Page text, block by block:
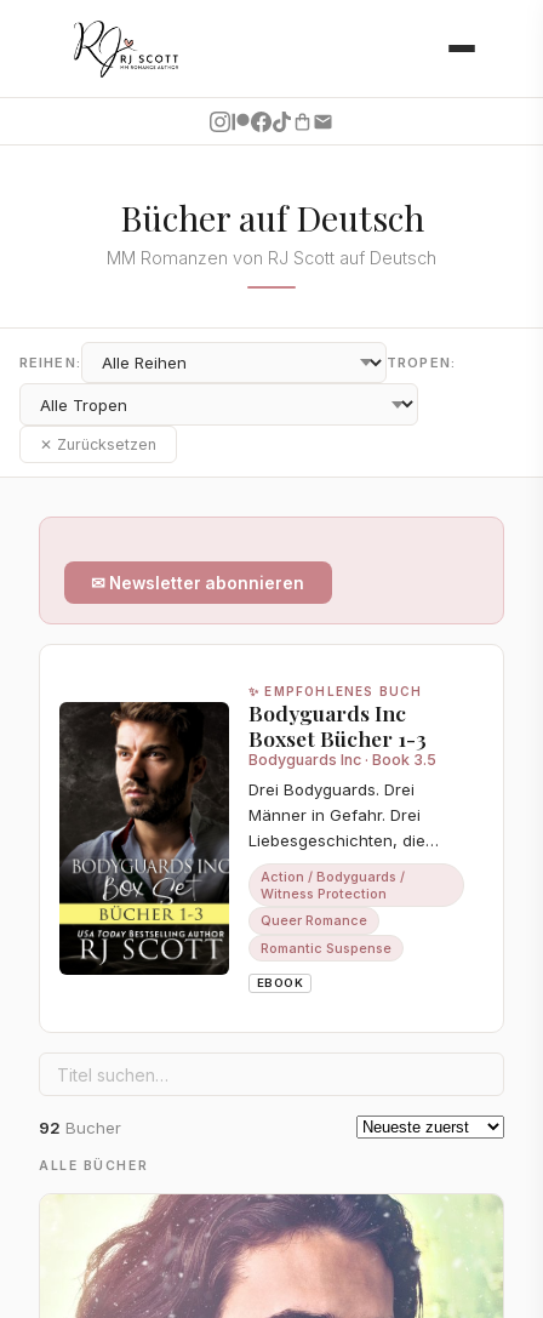
Bücher auf Deutsch
MM Romanzen von RJ Scott auf Deutsch
REIHEN: TROPEN:
✕ Zurücksetzen
✉ Newsletter abonnieren
✨ EMPFOHLENES BUCH
Bodyguards Inc
Boxset Bücher 1-3
Bodyguards Inc · Book 3.5
Drei Bodyguards. Drei
Männer in Gefahr. Drei
Liebesgeschichten, die
alles riskieren.
Action / Bodyguards /
Witness Protection
Queer Romance
Romantic Suspense
EBOOK
92 Bucher
ALLE BÜCHER